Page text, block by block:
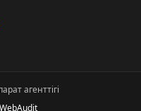
агенттігі
WebAudit